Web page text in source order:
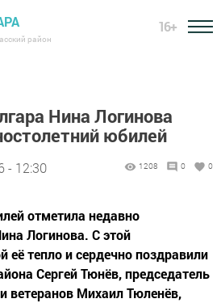
район
16+
Нина Логинова
юбилей
- 12:30 1208 0 0
отметила недавно
Логинова. С этой
её тепло и сердечно поздравили
Сергей Тюнёв, председатель
ветеранов Михаил Тюленёв,